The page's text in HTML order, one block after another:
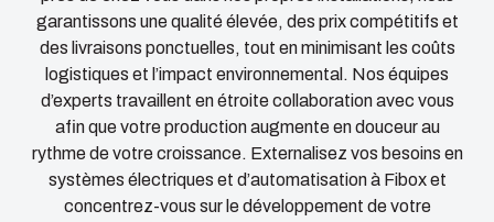
garantissons une qualité élevée, des prix compétitifs et
des livraisons ponctuelles, tout en minimisant les coûts
logistiques et l’impact environnemental. Nos équipes
d’experts travaillent en étroite collaboration avec vous
afin que votre production augmente en douceur au
rythme de votre croissance. Externalisez vos besoins en
systèmes électriques et d’automatisation à Fibox et
concentrez-vous sur le développement de votre